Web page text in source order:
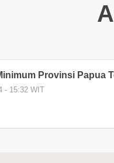
Provinsi Papua
- 15:32 WIT